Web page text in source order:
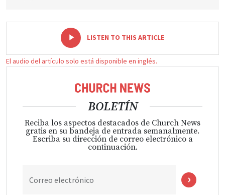
LISTEN TO THIS ARTICLE
El audio del artículo solo está disponible en inglés.
BOLETÍN
Reciba los aspectos destacados de Church News
gratis en su bandeja de entrada semanalmente.
Escriba su dirección de correo electrónico a
continuación.
Correo electrónico